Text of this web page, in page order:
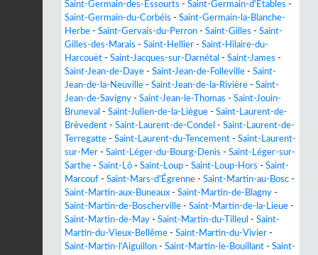
Saint-Germain-des-Essourts - Saint-Germain-d'Étables -
Saint-Germain-du-Corbéis - Saint-Germain-la-Blanche-
Herbe - Saint-Gervais-du-Perron - Saint-Gilles - Saint-
Gilles-des-Marais - Saint-Hellier - Saint-Hilaire-du-
Harcouët - Saint-Jacques-sur-Darnétal - Saint-James -
Saint-Jean-de-Daye - Saint-Jean-de-Folleville - Saint-
Jean-de-la-Neuville - Saint-Jean-de-la-Rivière - Saint-
Jean-de-Savigny - Saint-Jean-le-Thomas - Saint-Jouin-
Bruneval - Saint-Julien-de-la-Liègue - Saint-Laurent-de-
Brèvedent - Saint-Laurent-de-Condel - Saint-Laurent-de-
Terregatte - Saint-Laurent-du-Tencement - Saint-Laurent-
sur-Mer - Saint-Léger-du-Bourg-Denis - Saint-Léger-sur-
Sarthe - Saint-Lô - Saint-Loup - Saint-Loup-Hors - Saint-
Marcouf - Saint-Mars-d'Égrenne - Saint-Martin-au-Bosc -
Saint-Martin-aux-Buneaux - Saint-Martin-de-Blagny -
Saint-Martin-de-Boscherville - Saint-Martin-de-la-Lieue -
Saint-Martin-de-May - Saint-Martin-du-Tilleul - Saint-
Martin-du-Vieux-Bellême - Saint-Martin-du-Vivier -
Saint-Martin-l'Aiguillon - Saint-Martin-le-Bouillant - Saint-